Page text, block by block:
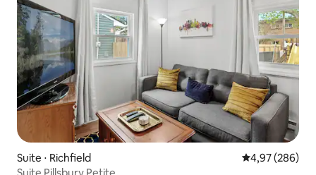
Suite ⋅ Richfield Évaluation
4,97 (286)
Suite Pillsbury Petite